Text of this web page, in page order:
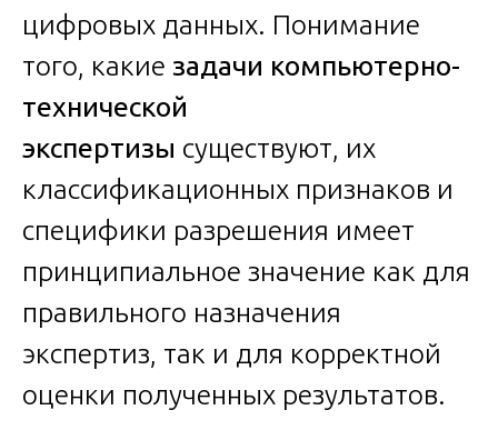
цифровых данных. Понимание
того, какие задачи компьютерно-
технической
экспертизы существуют, их
классификационных признаков и
специфики разрешения имеет
принципиальное значение как для
правильного назначения
экспертиз, так и для корректной
оценки полученных результатов.